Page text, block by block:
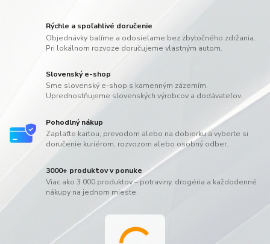
Rýchle a spoľahlivé doručenie
Objednávky balíme a odosielame bez zbytočného zdržania.
Pri lokálnom rozvoze doručujeme vlastným autom.
Slovenský e-shop
Sme slovenský e-shop s kamenným zázemím.
Uprednostňujeme slovenských výrobcov a dodávateľov.
Pohodlný nákup
Zaplaťte kartou, prevodom alebo na dobierku a vyberte si
doručenie kuriérom, rozvozom alebo osobný odber.
3000+ produktov v ponuke
Viac ako 3 000 produktov – potraviny, drogéria a každodenné
nákupy na jednom mieste.